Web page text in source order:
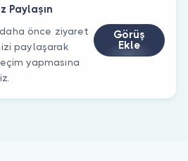
Paylaşın
daha önce ziyaret
paylaşarak
yapmasına
Görüş
Ekle